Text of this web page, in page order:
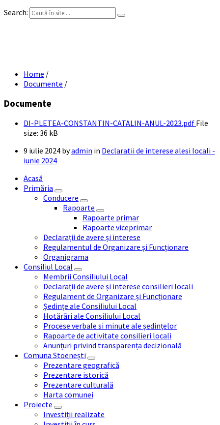
Search:
Home /
Documente /
Documente
DI-PLETEA-CONSTANTIN-CATALIN-ANUL-2023.pdf File
size: 36 kB
9 iulie 2024 byadmin in Declaratii de interese alesi locali -
iunie 2024
Acasă
Primăria
Conducere
Rapoarte
Rapoarte primar
Rapoarte viceprimar
Declarații de avere și interese
Regulamentul de Organizare și Funcționare
Organigrama
Consiliul Local
Membrii Consiliului Local
Declarații de avere și interese consilieri locali
Regulament de Organizare și Funcționare
Ședințe ale Consiliului Local
Hotărâri ale Consiliului Local
Procese verbale si minute ale ședințelor
Rapoarte de activitate consilieri locali
Anunțuri privind transparența decizională
Comuna Stoenești
Prezentare geografică
Prezentare istorică
Prezentare culturală
Harta comunei
Proiecte
Investiții realizate